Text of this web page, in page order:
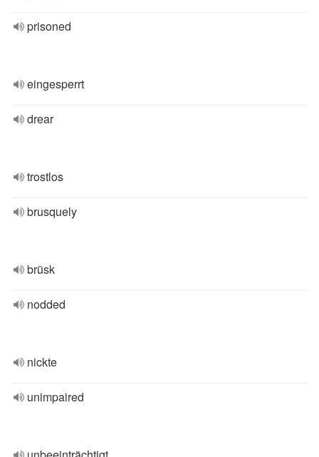
prisoned
eingesperrt
drear
trostlos
brusquely
brüsk
nodded
nickte
unimpaired